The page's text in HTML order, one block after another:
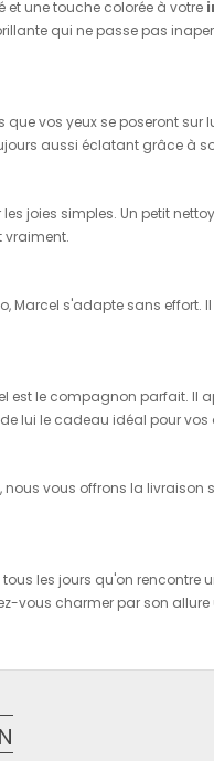
une touche colorée à votre
qui ne passe pas
vos yeux se poseront sur
aussi éclatant grâce à
joies simples. Un petit
vraiment.
Marcel s'adapte sans effort.
est le compagnon parfait. Il
lui le cadeau idéal pour vos
nous vous offrons la
les jours qu'on rencontre
vous charmer par son allure